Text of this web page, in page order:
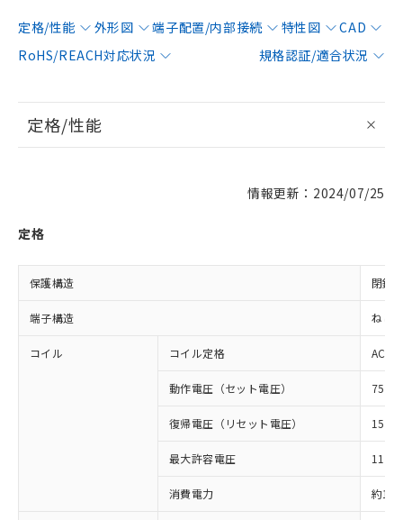
定格/性能 外形図 端子配置/内部接続 特性図
CAD
RoHS/REACH対応状況
規格認証/適合状況
定格/性能
情報更新：2024/07/25
定格
保護構造 閉鎖
端子構造 ねじ
コイル コイル定格
動作電圧（セット電圧） 75%
復帰電圧（リセット電圧） 15%
最大許容電圧 110%
消費電力 約1.8